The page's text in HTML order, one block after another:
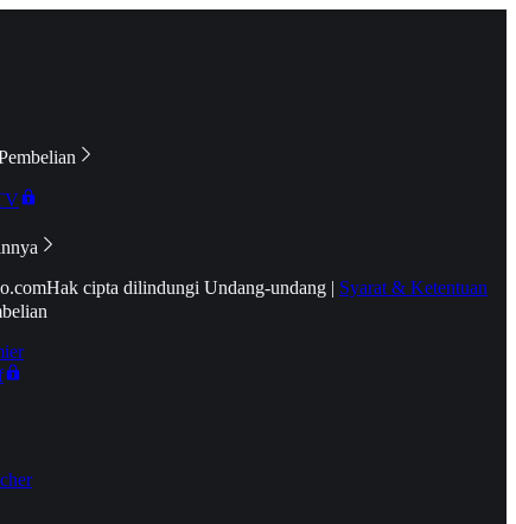
Hak cipta dilindungi Undang-undang | Syarat & Ketentuan